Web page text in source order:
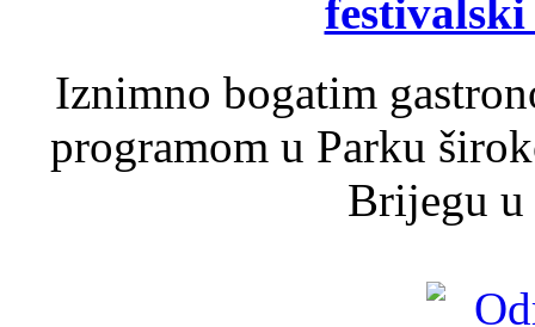
Iznimno bogatim
programom u Parku
Brijegu u